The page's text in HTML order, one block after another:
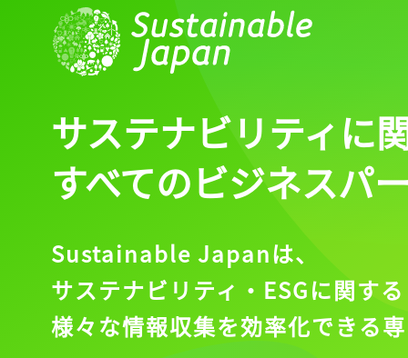
サステナビリティに
すべてのビジネスパ
Sustainable Japanは、
サステナビリティ・ESGに関する
様々な情報収集を効率化できる